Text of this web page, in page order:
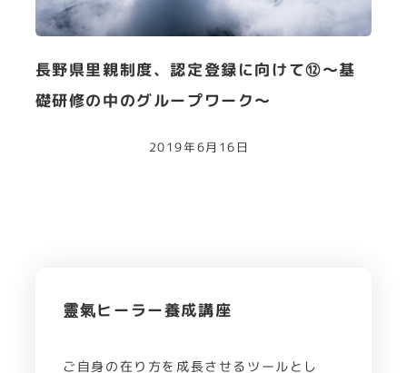
長野県里親制度、認定登録に向けて⑫～基
礎研修の中のグループワーク～
2019年6月16日
靈氣ヒーラー養成講座
ご自身の在り方を成長させるツールとし